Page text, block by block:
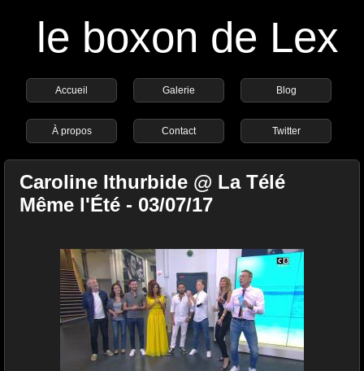
le boxon de Lex
Accueil Galerie Blog
À propos Contact Twitter
Caroline Ithurbide @ La Télé
Même l'Été - 03/07/17